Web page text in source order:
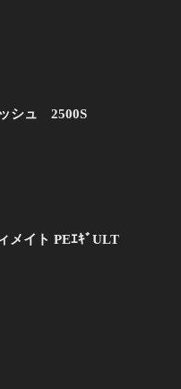
シュ 2500S
メイト PEｴｷﾞULT